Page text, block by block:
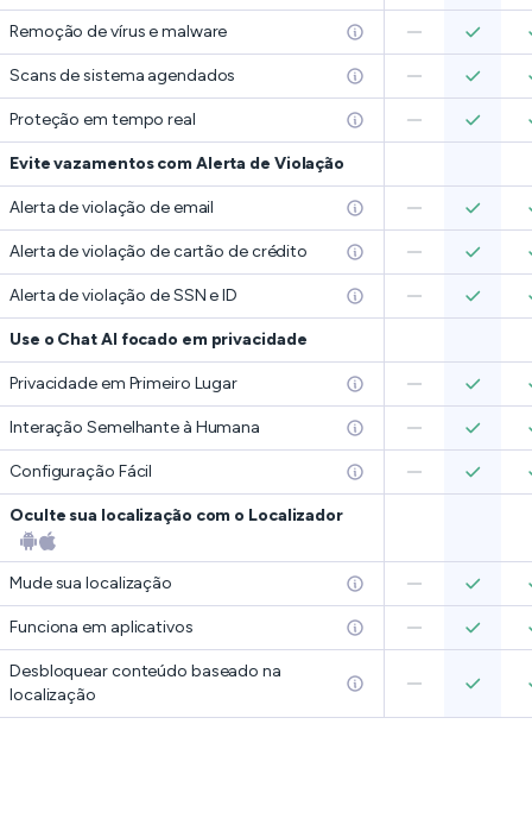
Remoção de vírus e malware
Scans de sistema agendados
Proteção em tempo real
Evite vazamentos com Alerta de Violação
Alerta de violação de email
Alerta de violação de cartão de crédito
Alerta de violação de SSN e ID
Use o Chat AI focado em privacidade
Privacidade em Primeiro Lugar
Interação Semelhante à Humana
Configuração Fácil
Oculte sua localização com o Localizador
Mude sua localização
Funciona em aplicativos
Desbloquear conteúdo baseado na
localização